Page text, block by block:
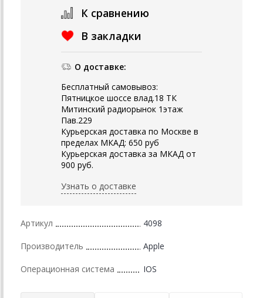
К сравнению
В закладки
О доставке:
Бесплатный самовывоз:
Пятницкое шоссе влад.18 ТК
Митинский радиорынок 1этаж
Пав.229
Курьерская доставка по Москве в
пределах МКАД: 650 руб
Курьерская доставка за МКАД от
900 руб.
Узнать о доставке
Артикул 4098
Производитель Apple
Операционная система IOS